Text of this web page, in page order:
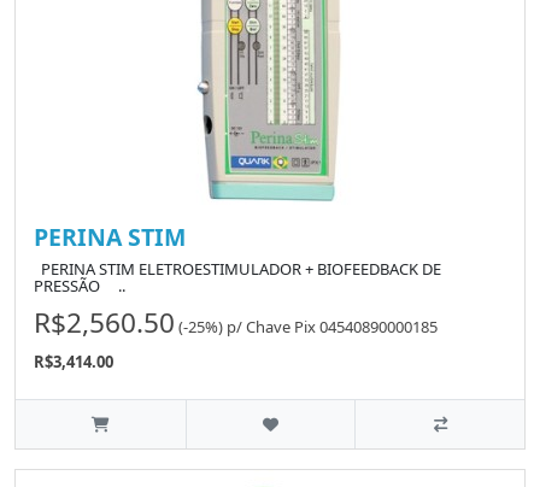
PERINA STIM
PERINA STIM ELETROESTIMULADOR + BIOFEEDBACK DE
PRESSÃO ..
R$2,560.50 (-25%) p/Chave Pix 04540890000185
R$3,414.00